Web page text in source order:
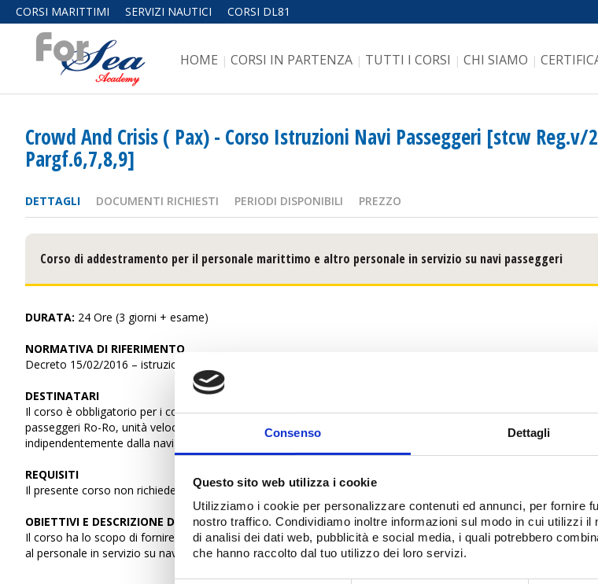
Consenso Dettagli
Questo sito web utilizza i cookie
Utilizziamo i cookie per personalizzare contenuti ed annunci, per fornire
nostro traffico. Condividiamo inoltre informazioni sul modo in cui utilizzi
di analisi dei dati web, pubblicità e social media, i quali potrebbero
che hanno raccolto dal tuo utilizzo dei loro servizi.
CORSI MARITTIMI SERVIZI NAUTICI CORSI DL81
HOME | CORSI IN PARTENZA | TUTTI I CORSI | CHI SIAMO |
Crowd And Crisis ( Pax) - Corso Istruzioni Navi Passeggeri [stcw Reg.v/2
Pargf.6,7,8,9]
DETTAGLI DOCUMENTI RICHIESTI PERIODI DISPONIBILI PREZZO
Corso di addestramento per il personale marittimo e altro personale in servizio su navi passeggeri
DURATA: 24 Ore (3 giorni + esame)
NORMATIVA DI RIFERIMENTO
Decreto 15/02/2016 – istruzione ed addestramento per il personale in servizio su navi passeggeri (16A01448).
DESTINATARI
Il corso è obbligatorio per i comandanti, gli ufficiali, i comuni ed altro personale in servizio a bordo di navi
passeggeri Ro-Ro, unità veloci da passeggeri e unità veloci passeggeri Ro-Ro (HSC, DSC, aliscafi)
indipendentemente dalla navigazione effettuata.
REQUISITI
Il presente corso non richiede requisiti specifici per l’iscrizione.
OBIETTIVI E DESCRIZIONE DEL CORSO
Il corso ha lo scopo di fornire adeguata istruzione ed addestramento
al personale in servizio su navi passeggeri, con particolare attenzione a: